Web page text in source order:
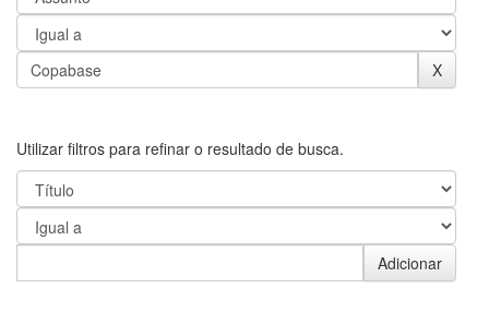
Utilizar filtros para refinar o resultado de busca.